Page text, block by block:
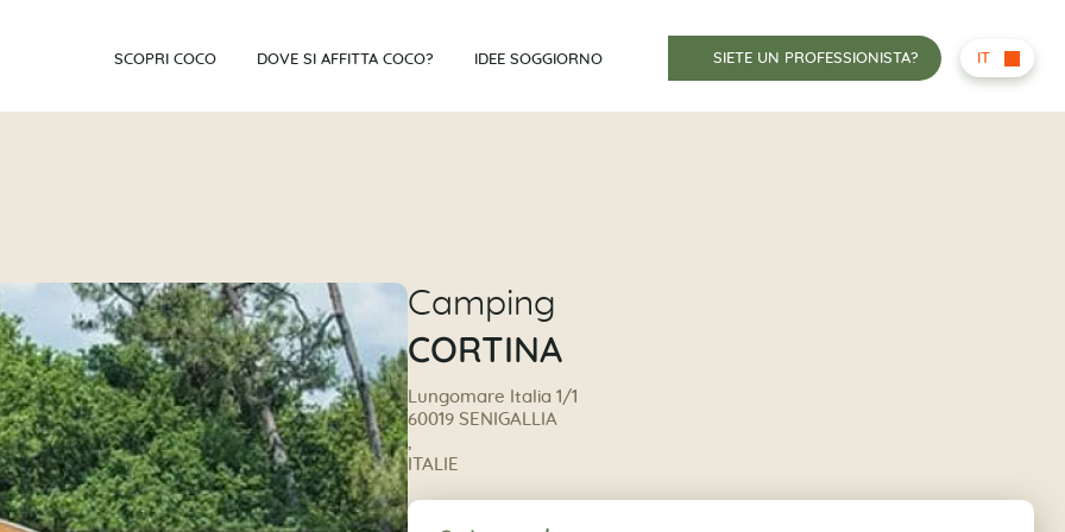
SCOPRI COCO DOVE SI AFFITTA COCO? IDEE SOGGIORNO SIETE UN PROFESSIONISTA? IT
Camping
CORTINA
Lungomare Italia 1/1
60019 SENIGALLIA
,
ITALIE